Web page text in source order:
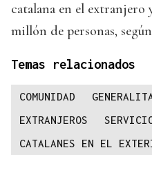
catalana en el
millón de personas,
Temas relacionados
COMUNIDAD
EXTRANJEROS
CATALANES EN EL